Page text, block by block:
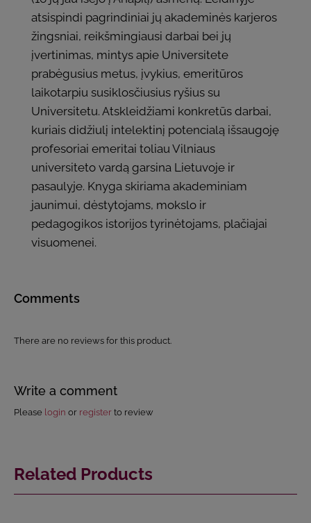
atsispindi pagrindiniai jų akademinės karjeros
žingsniai, reikšmingiausi darbai bei jų
įvertinimas, mintys apie Universitete
prabėgusius metus, įvykius, emeritūros
laikotarpiu susiklosčiusius ryšius su
Universitetu. Atskleidžiami konkretūs darbai,
kuriais didžiulį intelektinį potencialą išsaugoję
profesoriai emeritai toliau Vilniaus
universiteto vardą garsina Lietuvoje ir
pasaulyje. Knyga skiriama akademiniam
jaunimui, dėstytojams, mokslo ir
pedagogikos istorijos tyrinėtojams, plačiajai
visuomenei.
Comments
There are no reviews for this product.
Write a comment
Please login or register to review
Related Products